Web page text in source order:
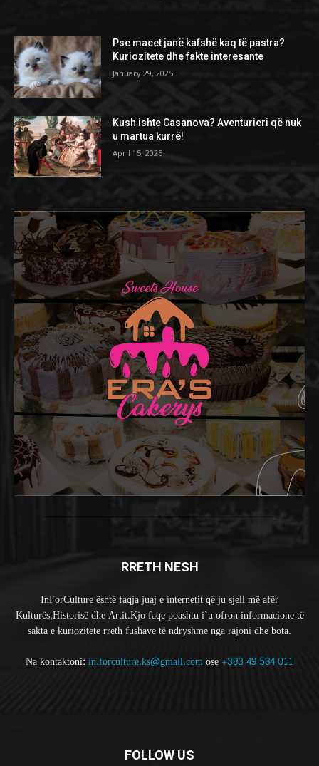
Pse macet janë kafshë kaq të pastra?
Kuriozitete dhe fakte interesante
January 29, 2025
Kush ishte Casanova? Aventurieri që nuk
u martua kurrë!
April 15, 2025
RRETH NESH
InForCulture është faqja juaj e internetit që ju sjell më afër
Kulturës,Historisë dhe Artit.Kjo faqe poashtu i`u ofron informacione të
sakta e kuriozitete rreth fushave të ndryshme nga rajoni dhe bota.
Na kontaktoni: in.forculture.ks@gmail.comose+383 49 584 011
FOLLOW US